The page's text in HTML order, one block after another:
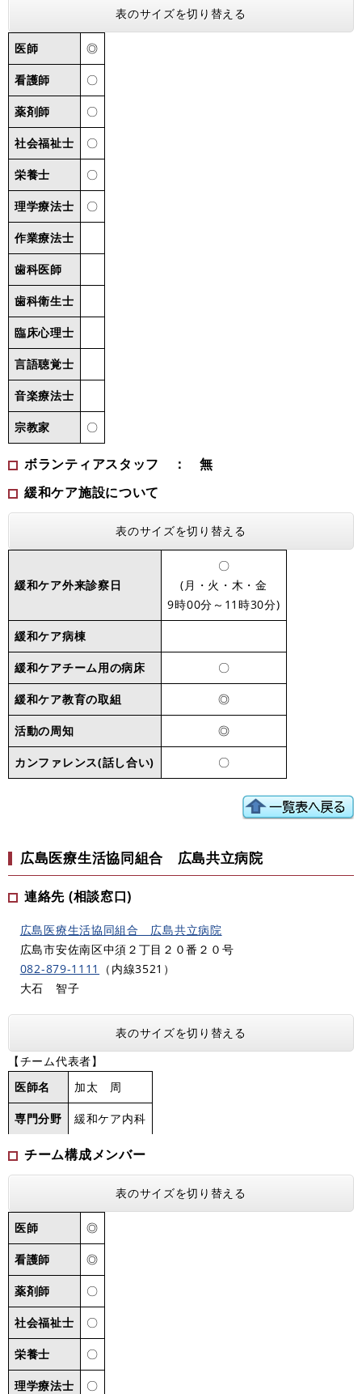
表のサイズを切り替える
医師 ◎
看護師 〇
薬剤師 〇
社会福祉士 〇
栄養士 〇
理学療法士 〇
作業療法士
歯科医師
歯科衛生士
臨床心理士
言語聴覚士
音楽療法士
宗教家 〇
ボランティアスタッフ ： 無
緩和ケア施設について
表のサイズを切り替える
緩和ケア外来診察日
〇
(月・火・木・金
9時00分～11時30分)
緩和ケア病棟
緩和ケアチーム用の病床 〇
緩和ケア教育の取組 ◎
活動の周知 ◎
カンファレンス(話し合い) 〇
広島医療生活協同組合 広島共立病院
連絡先 (相談窓口)
広島医療生活協同組合 広島共立病院
広島市安佐南区中須２丁目２０番２０号
082-879-1111
（内線3521）
大石 智子
表のサイズを切り替える
【チーム代表者】
医師名
加太 周
専門分野 緩和ケア内科
チーム構成メンバー
表のサイズを切り替える
医師 ◎
看護師 ◎
薬剤師 〇
社会福祉士 〇
栄養士 〇
理学療法士 〇